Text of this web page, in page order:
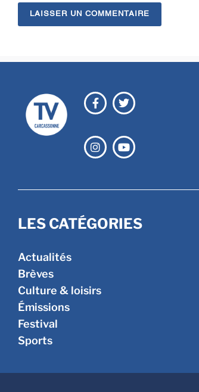
LES CATÉGORIES
Actualités
Brèves
Culture & loisirs
Émissions
Festival
Sports